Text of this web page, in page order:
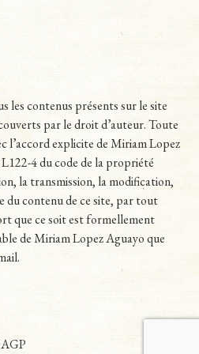
les contenus présents sur le site
par le droit d’auteur. Toute
l’accord explicite de Miriam Lopez
4 du code de la propriété
la transmission, la modification,
du contenu de ce site, par tout
que ce soit est formellement
de Miriam Lopez Aguayo que